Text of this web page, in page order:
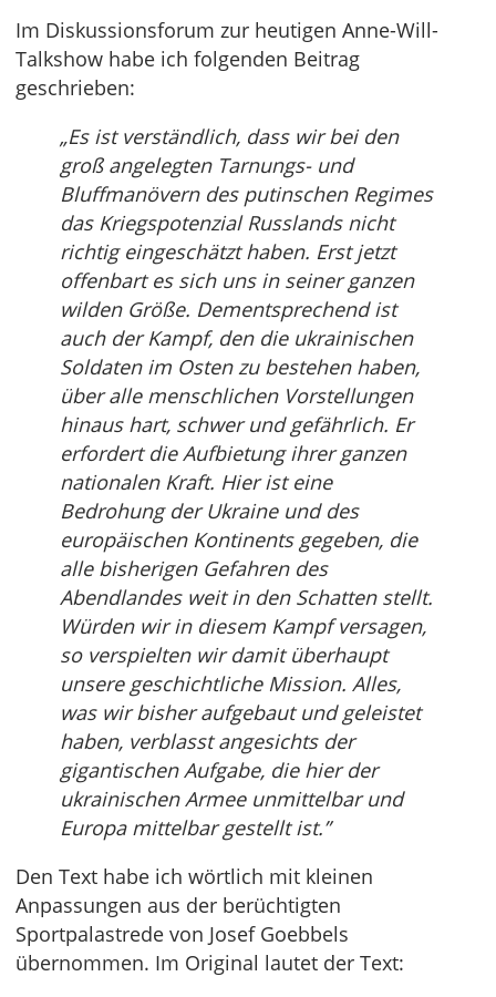
Im Diskussionsforum zur heutigen Anne-Will-
Talkshow habe ich folgenden Beitrag
geschrieben:
„Es ist verständlich, dass wir bei den
groß angelegten Tarnungs- und
Bluffmanövern des putinschen Regimes
das Kriegspotenzial Russlands nicht
richtig eingeschätzt haben. Erst jetzt
offenbart es sich uns in seiner ganzen
wilden Größe. Dementsprechend ist
auch der Kampf, den die ukrainischen
Soldaten im Osten zu bestehen haben,
über alle menschlichen Vorstellungen
hinaus hart, schwer und gefährlich. Er
erfordert die Aufbietung ihrer ganzen
nationalen Kraft. Hier ist eine
Bedrohung der Ukraine und des
europäischen Kontinents gegeben, die
alle bisherigen Gefahren des
Abendlandes weit in den Schatten stellt.
Würden wir in diesem Kampf versagen,
so verspielten wir damit überhaupt
unsere geschichtliche Mission. Alles,
was wir bisher aufgebaut und geleistet
haben, verblasst angesichts der
gigantischen Aufgabe, die hier der
ukrainischen Armee unmittelbar und
Europa mittelbar gestellt ist.”
Den Text habe ich wörtlich mit kleinen
Anpassungen aus der berüchtigten
Sportpalastrede von Josef Goebbels
übernommen. Im Original lautet der Text: